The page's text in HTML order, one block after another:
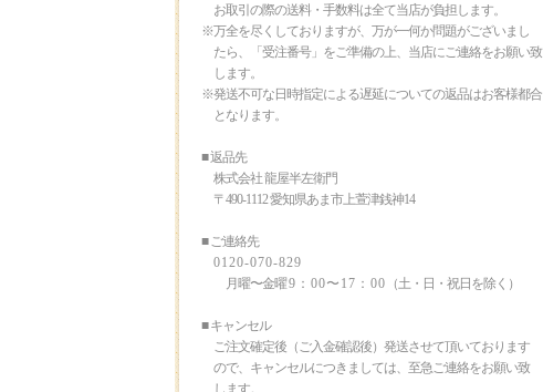
お取引の際の送料・手数料は全て当店が負担します。
※万全を尽くしておりますが、万が一何か問題がございまし
たら、「受注番号」をご準備の上、当店にご連絡をお願い致
します。
※発送不可な日時指定による遅延についての返品はお客様都合
となります。
■ 返品先
株式会社 龍屋半左衛門
〒490-1112 愛知県あま市上萱津銭神14
■ ご連絡先
0120-070-829
月曜〜金曜9：00〜17：00 （土・日・祝日を除く）
■ キャンセル
ご注文確定後（ご入金確認後）発送させて頂いております
ので、キャンセルにつきましては、至急ご連絡をお願い致
します。